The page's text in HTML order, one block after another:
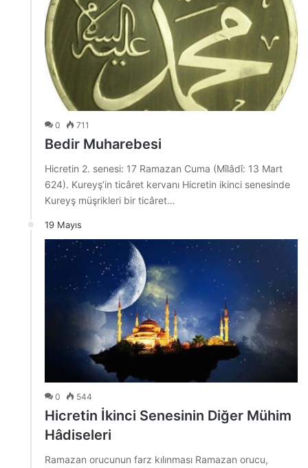
0 711
Bedir Muharebesi
Hicretin 2. senesi: 17 Ramazan Cuma (Mîlâdî: 13 Mart
624). Kureyş’in ticâret kervanı Hicretin ikinci senesinde
Kureyş müşrikleri bir ticâret…
19 Mayıs
0 544
Hicretin İkinci Senesinin Diğer Mühim
Hâdiseleri
Ramazan orucunun farz kılınması Ramazan orucu,